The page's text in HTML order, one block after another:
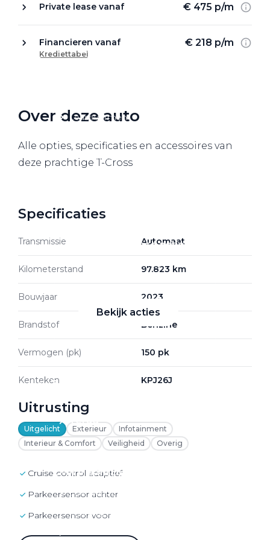
Website Pon Center Zakelijk
Leasevormen
Lease acties
Zakelijke Lease acties
Profiteer van zakelijk
Bekijk acties
Zakelijk
Terug
Over elektrisch rijden
Over elektrisch rijden
Bijtelling en belastingvoordelen
Private lease vanaf € 475 p/m
Financieren vanaf € 218 p/m
Krediettabel
Over deze auto
Alle opties, specificaties en accessoires van
deze prachtige T-Cross
Specificaties
Transmissie Automaat
Kilometerstand 97.823 km
Bouwjaar 2023
Brandstof Benzine
Vermogen (pk) 150 pk
Kenteken KPJ26J
Uitrusting
Uitgelicht Exterieur
Infotainment
Interieur & Comfort
Veiligheid Overig
cruise control adaptief
parkeersensor achter
parkeersensor voor